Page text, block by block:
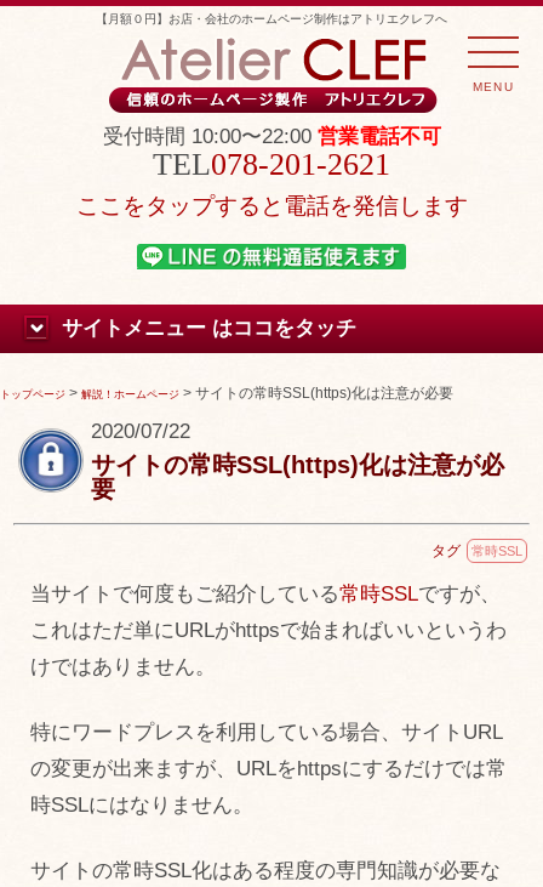
【月額０円】お店・会社のホームページ制作はアトリエクレフへ
受付時間 10:00〜22:00 営業電話不可
078-201-2621
ここをタップすると電話を発信します
サイトメニュー はココをタッチ
トップページ > 解説！ホームページ > サイトの常時SSL(https)化は注意が必要
2020/07/22
サイトの常時SSL(https)化は注意が必
要
タグ 常時SSL
当サイトで何度もご紹介している常時SSLですが、
これはただ単にURLがhttpsで始まればいいというわ
けではありません。
特にワードプレスを利用している場合、サイトURL
の変更が出来ますが、URLをhttpsにするだけでは常
時SSLにはなりません。
サイトの常時SSL化はある程度の専門知識が必要な
MENU